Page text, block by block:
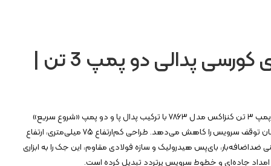
جک سوسماری کورسی پدالی دو پمپ 3 تن |
جک سوسماری کورسی پدالی دو پمپ ۳ تن کنزاکس مدل ۷۸۶۳ با ترکیب پدال پا و دو پمپ «شروع سریع»
سرعت بالابری را افزایش داده و زمان توقف سرویس را کاهش می‌دهد. طراحی کم‌ارتفاع ۷۵ میلی‌متری، ارتفاع
ایمنی ضداضافه‌بار، بای‌پس هیدرولیک و سازه فولادی مقاوم، این جک را به ابزاری
امداد جاده‌ای و خطوط سرویس پرتردد تبدیل کرده است.